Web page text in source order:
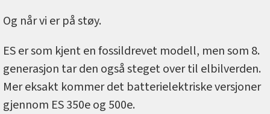
Og når vi er på støy.
ES er som kjent en fossildrevet modell, men som 8.
generasjon tar den også steget over til elbilverden.
Mer eksakt kommer det batterielektriske versjoner
gjennom ES 350e og 500e.